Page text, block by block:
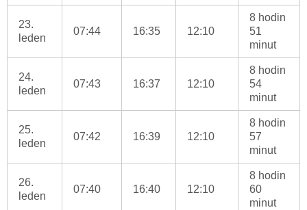
23.
leden
07:44 16:35 12:10
8 hodin
51
minut
24.
leden
07:43 16:37 12:10
8 hodin
54
minut
25.
leden
07:42 16:39 12:10
8 hodin
57
minut
26.
leden
07:40 16:40 12:10
8 hodin
60
minut